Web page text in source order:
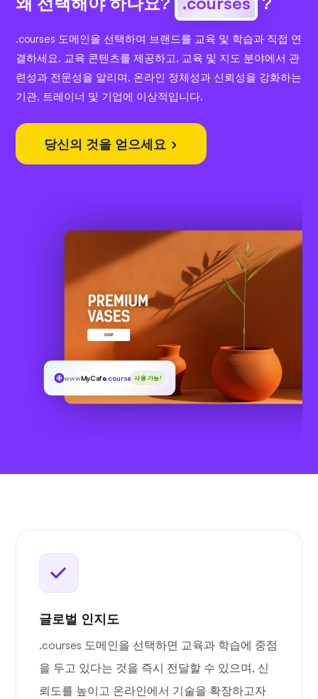
.courses 도메인을 선택하여 브랜드를 교육 및 학습과 직접 연
결하세요. 교육 콘텐츠를 제공하고, 교육 및 지도 분야에서 관
련성과 전문성을 알리며, 온라인 정체성과 신뢰성을 강화하는
기관, 트레이너 및 기업에 이상적입니다.
당신의 것을 얻으세요
wwwMyCafe.courses사용 가능!
글로벌 인지도
.courses 도메인을 선택하면 교육과 학습에 중점
을 두고 있다는 것을 즉시 전달할 수 있으며, 신
뢰도를 높이고 온라인에서 기술을 확장하고자